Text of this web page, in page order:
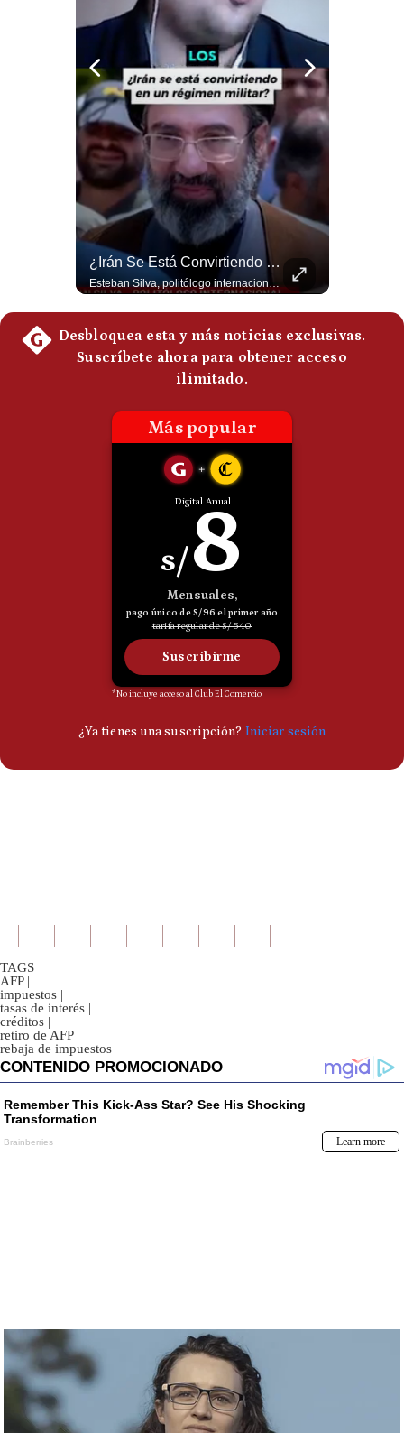
Condiciones
Frecuentes
¿Irán Se Está Convirtiendo En Un Régimen Militar? | #radar24
Esteban Silva, politólogo internacional, señala que algunos analistas consideran que la estructura religiosa iraní estaría sirviendo para sostener el poder de una cúpula militar. Explica que la Guardia Revolucionaria está aumentando su influencia sobre la seguridad, las decisiones estratégicas y hasta asuntos económicos como el estrecho de Ormuz. #Iran #GuardiaRevolucionaria #Geopolitica #NoticiasInternacionales #Shorts 👉 Suscríbete y activa la campana para no perderte nuestro análisis diario. 🌎 Síguenos en nuestras redes sociales: 📌 Web oficial: https://gestion.pe/mundo/ 📌 LinkedIn: http://bit.ly/3HYIET0 📌 X (Twitter): http://bit.ly/4noZtX9 📌 TikTok: http://bit.ly/4evB6TO
TAGS
AFP |
impuestos |
tasas de interés |
créditos |
retiro de AFP |
rebaja de impuestos